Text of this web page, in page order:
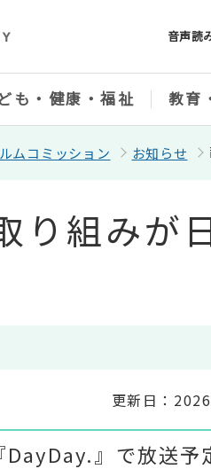
音声読
も・健康・福祉 教育
ムコミッション お知らせ
り組みが
更新日：
』で放送予